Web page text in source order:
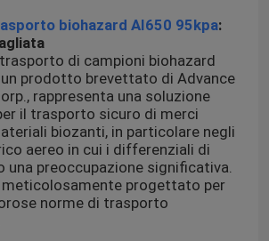
biohazard AI650 95kpa:
di campioni biohazard
prodotto brevettato di Advance
rappresenta una soluzione
il trasporto sicuro di merci
biozanti, in particolare negli
aereo in cui i differenziali di
una preoccupazione significativa.
meticolosamente progettato per
norme di trasporto